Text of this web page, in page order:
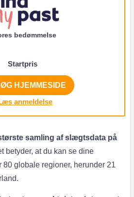
Startpris
bedømmelse
HJEMMESIDE
anmeldelse
samling af slægtsdata på
betyder, at du kan se dine
80 globale regioner, herunder 21